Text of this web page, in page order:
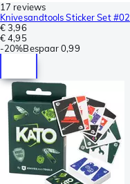
17 reviews
Knivesandtools Sticker Set
€ 3,96
€ 4,95
-20%Bespaar 0,99